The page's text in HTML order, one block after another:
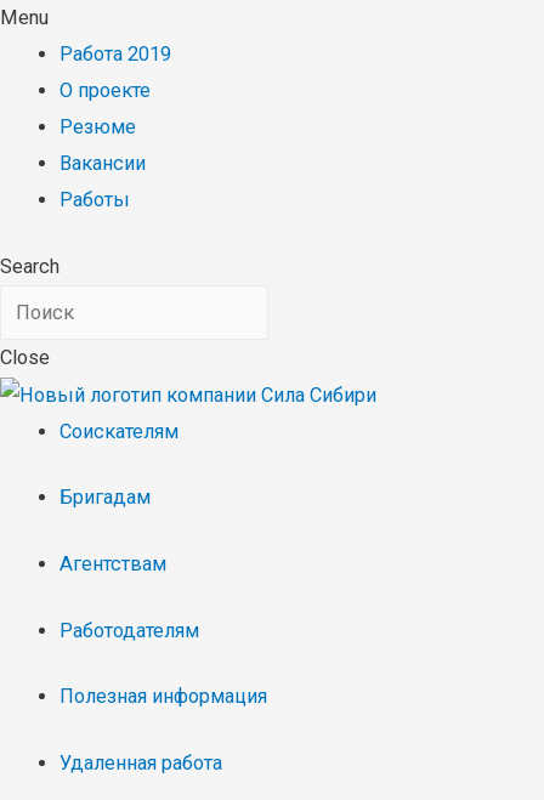
Menu
Работа 2019
О проекте
Резюме
Вакансии
Работы
Search
Close
Соискателям
Бригадам
Агентствам
Работодателям
Полезная информация
Удаленная работа